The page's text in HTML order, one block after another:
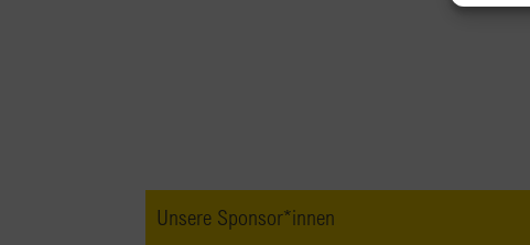
Unsere Sponsor*innen